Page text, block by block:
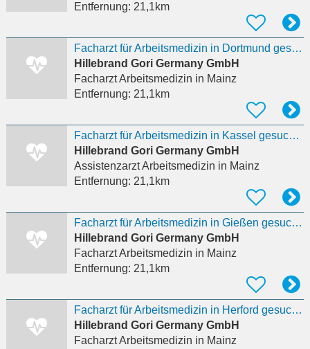
Entfernung: 21,1km
Facharzt für Arbeitsmedizin in Dortmund gesucht (m/w/d)
Hillebrand Gori Germany GmbH
Facharzt Arbeitsmedizin in Mainz
Entfernung: 21,1km
Facharzt für Arbeitsmedizin in Kassel gesucht (m/w/d)
Hillebrand Gori Germany GmbH
Assistenzarzt Arbeitsmedizin in Mainz
Entfernung: 21,1km
Facharzt für Arbeitsmedizin in Gießen gesucht (m/w/d)
Hillebrand Gori Germany GmbH
Facharzt Arbeitsmedizin in Mainz
Entfernung: 21,1km
Facharzt für Arbeitsmedizin in Herford gesucht (m/w/d)
Hillebrand Gori Germany GmbH
Facharzt Arbeitsmedizin in Mainz